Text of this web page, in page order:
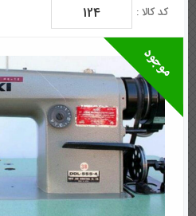
کد کالا : 124